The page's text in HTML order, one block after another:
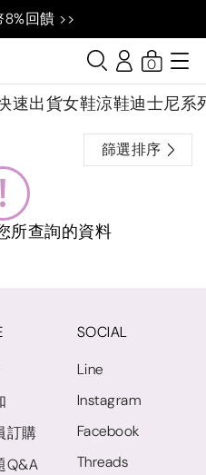
回饋 >>
速出貨女鞋涼鞋迪士尼系
0
篩選排序
所查詢的資料
訂購
Q&A
SOCIAL
Line
Instagram
Facebook
Threads